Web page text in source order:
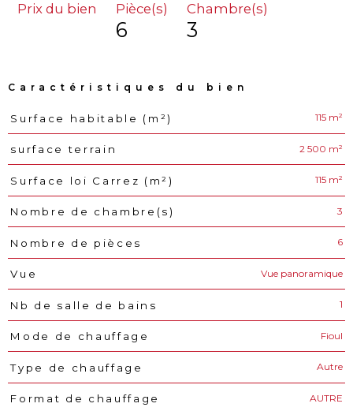
Prix du bien Pièce(s)
6
Chambre(s)
3
Caractéristiques du bien
Caractéristiques Valeurs
Surface habitable (m²) 115 m²
surface terrain 2 500 m²
Surface loi Carrez (m²) 115 m²
Nombre de chambre(s) 3
Nombre de pièces 6
Vue Vue panoramique
Nb de salle de bains 1
Mode de chauffage Fioul
Type de chauffage Autre
Format de chauffage AUTRE